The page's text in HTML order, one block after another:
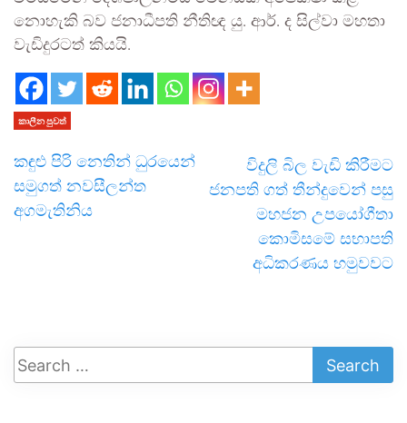
නොහැකි බව ජනාධීපති නීතිඥ යු. ආර්. ද සිල්වා මහතා
වැඩිදුරටත් කියයි.
කාලීන පුවත්
කඳුළු පිරි නෙතින් ධුරයෙන්
සමුගත් නවසීලන්ත
අගමැතිනිය
විදුලි බිල වැඩි කිරීමට
ජනපති ගත් තීන්දුවෙන් පසු
මහජන උපයෝගීතා
කොමිසමේ සභාපති
අධිකරණය හමුවවට